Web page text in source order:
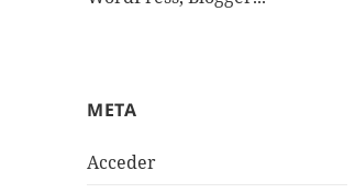
META
Acceder